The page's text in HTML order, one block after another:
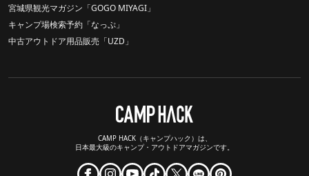
宮城県観光マガジン「GOGO MIYAGI」
キャンプ場検索予約「なっぷ」
中古アウトドア用品販売「UZD」
CAMP HACK（キャンプハック）は、
日本最大級のキャンプ・アウトドアマガジンです。